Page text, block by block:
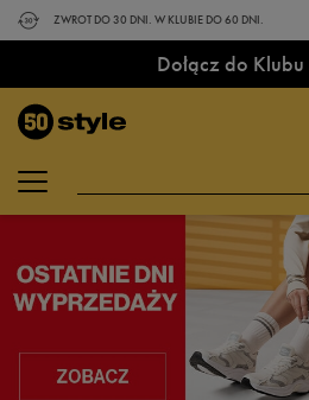
ZWROT DO 30 DNI. W KLUBIE DO 60 DNI.
Dołącz do